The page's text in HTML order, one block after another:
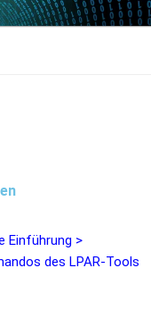
Einführung >
des LPAR-Tools